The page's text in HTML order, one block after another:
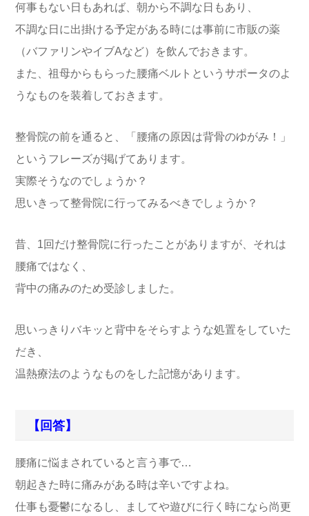
何事もない日もあれば、朝から不調な日もあり、
不調な日に出掛ける予定がある時には事前に市販の薬
（バファリンやイブAなど）を飲んでおきます。
また、祖母からもらった腰痛ベルトというサポータのよ
うなものを装着しておきます。
整骨院の前を通ると、「腰痛の原因は背骨のゆがみ！」
というフレーズが掲げてあります。
実際そうなのでしょうか？
思いきって整骨院に行ってみるべきでしょうか？
昔、1回だけ整骨院に行ったことがありますが、それは
腰痛ではなく、
背中の痛みのため受診しました。
思いっきりバキッと背中をそらすような処置をしていた
だき、
温熱療法のようなものをした記憶があります。
【回答】
腰痛に悩まされていると言う事で…
朝起きた時に痛みがある時は辛いですよね。
仕事も憂鬱になるし、ましてや遊びに行く時になら尚更